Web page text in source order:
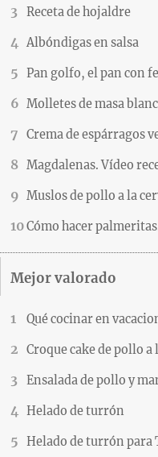
Receta de hojaldre
Albóndigas en salsa
Pan golfo, el pan con
Molletes de masa
Crema de espárragos
Magdalenas. Vídeo
Muslos de pollo a la
Cómo hacer
Mejor valorado
Qué cocinar en
Croque cake de pollo a
Ensalada de pollo y
Helado de turrón
Helado de turrón para